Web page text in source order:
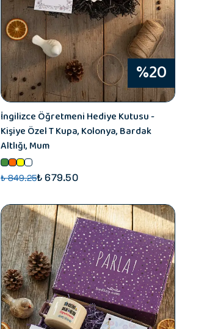
%20
İngilizce Öğretmeni Hediye Kutusu -
Kişiye Özel T Kupa, Kolonya, Bardak
Altlığı, Mum
₺ 849.25₺ 679.50